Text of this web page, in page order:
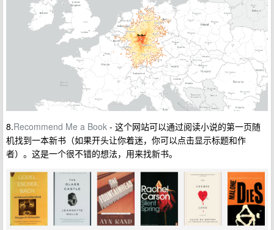
8.Recommend Me a Book - 这个网站可以通过阅读小说的第一页随
机找到一本新书（如果开头让你着迷，你可以点击显示标题和作
者）。这是一个很不错的想法，用来找新书。